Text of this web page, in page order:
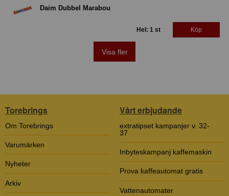
Daim Dubbel Marabou
Hel: 1 st Köp
Visa fler
Torebrings
Om Torebrings
Varumärken
Nyheter
Arkiv
Vårt erbjudande
extratipset kampanjer v. 32-
37
Inbyteskampanj kaffemaskin
Prova kaffeautomat gratis
Vattenautomater